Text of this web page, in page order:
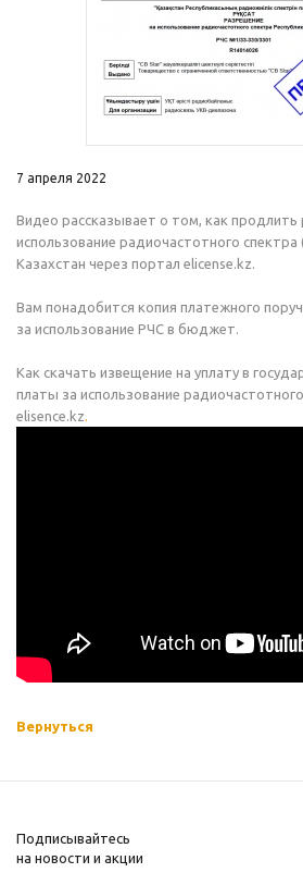
7 апреля 2022
Видео рассказывает о том, как продлить
использование радиочастотного спектра
Казахстан через портал elicense.kz.
Вам понадобится копия платежного
за использование РЧС в бюджет.
Как скачать извещение на уплату в
платы за использование
elisence.kz.
Вернуться
Подписывайтесь
на новости и акции